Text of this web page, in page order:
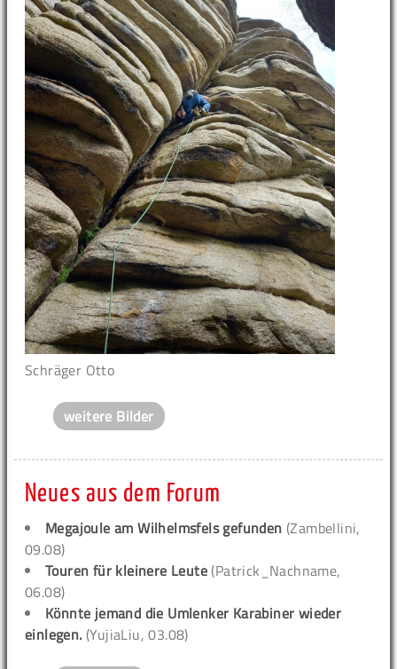
Schräger Otto
weitere Bilder
Neues aus dem Forum
Megajoule am Wilhelmsfels gefunden (Zambellini,
09.08)
Touren für kleinere Leute (Patrick_Nachname,
06.08)
Könnte jemand die Umlenker Karabiner wieder
einlegen. (YujiaLiu, 03.08)